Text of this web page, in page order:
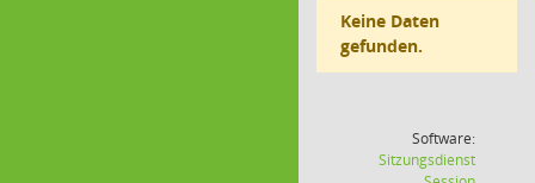
Keine Daten
gefunden.
Software:
Sitzungsdienst